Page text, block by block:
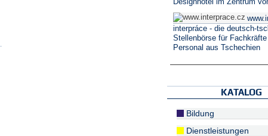
Designhotel im Zentrum
interpráce - die deutsch-
Stellenbörse für Fachkräfte
Personal aus Tschechien
KATALOG
Bildung
Dienstleistungen